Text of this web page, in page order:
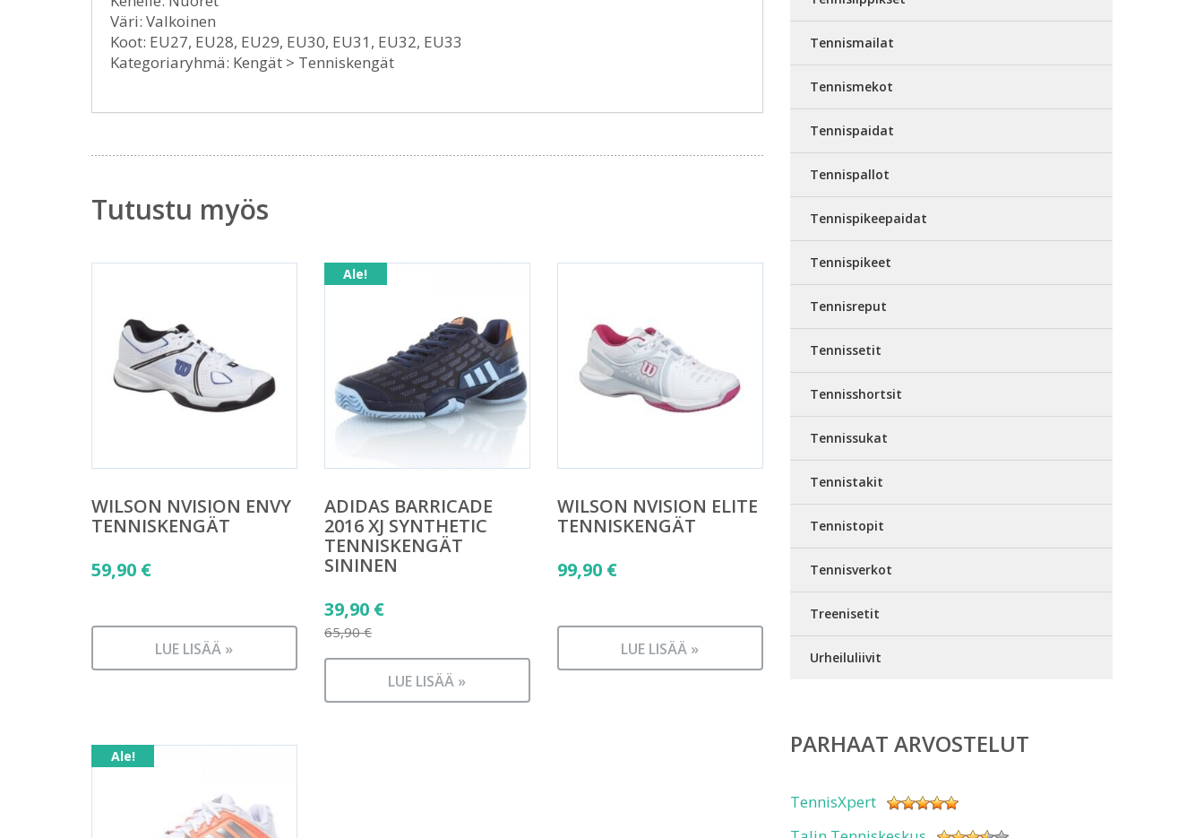
Väri: Valkoinen
Koot: EU27, EU28, EU29, EU30, EU31, EU32, EU33
Kategoriaryhmä: Kengät > Tenniskengät
Tutustu myös
WILSON NVISION ENVY
TENNISKENGÄT
59,90 €
LUE LISÄÄ »
Ale!
ADIDAS BARRICADE
2016 XJ SYNTHETIC
TENNISKENGÄT
SININEN
65,90€
Alkuperäinen
hinta
oli:
39,90 €
Nykyinen
on:
LUE LISÄÄ »
WILSON NVISION ELITE
TENNISKENGÄT
99,90 €
LUE LISÄÄ »
Ale!
Tennismailat
Tennismekot
Tennispaidat
Tennispallot
Tennispikeepaidat
Tennispikeet
Tennisreput
Tennissetit
Tennisshortsit
Tennissukat
Tennistakit
Tennistopit
Tennisverkot
Treenisetit
Urheiluliivit
PARHAAT ARVOSTELUT
TennisXpert